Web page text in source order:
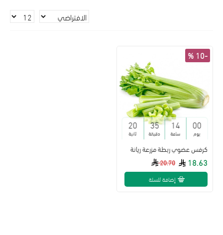
-10 %
00
يوم
14
ساعة
35
دقيقة
20
ثانية
كرفس عضوي ربطة مزرعة ريانة
20.70 18.63
إضافة للسلة